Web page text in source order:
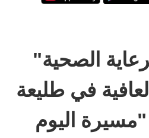
الصحية"
في طليعة
"مسيرة اليوم